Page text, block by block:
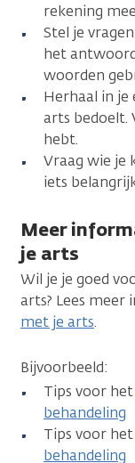
rekening
Stel je
het
woorden
Herhaal in
arts bedoelt.
hebt.
Vraag wie je
iets
Meer
je arts
Wil je je goed
arts? Lees
met je arts.
Bijvoorbeeld:
Tips voor het
behandeling
Tips voor het
behandeling